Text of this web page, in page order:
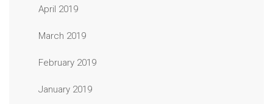
April 2019
March 2019
February 2019
January 2019